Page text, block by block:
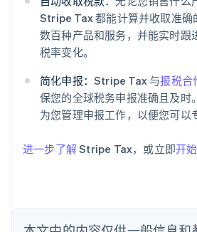
Stripe Tax 都能计算并收取准确
数百种产品和服务，并能实时跟
税率变化。
简化申报： Stripe Tax 与报税合
保您的全球税务申报准确且及时
为您管理申报工作，以便您可以
进一步了解Stripe Tax，或立即开
阿联酋
English
English
爱沙尼亚
English
澳大利亚
保加利亚
English